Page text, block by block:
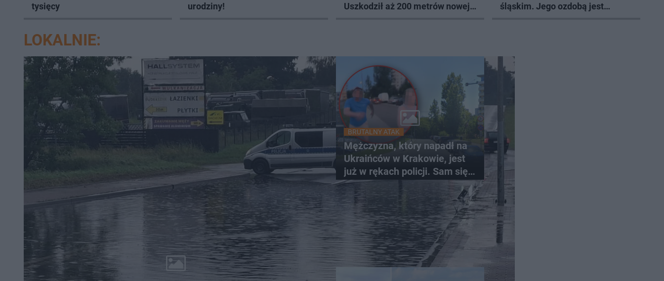
tysięcy
urodziny!
Uszkodził aż 200 metrów nowej
śląskim. Jego ozdobą jest
LOKALNIE:
BRUTALNY ATAK
Mężczyzna, który napadł na
Ukraińców w Krakowie, jest
już w rękach policji. Sam się
zgłosił